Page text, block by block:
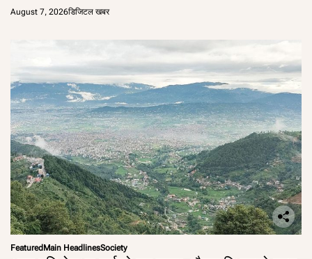
August 7, 2026डिजिटल खबर
FeaturedMain HeadlinesSociety